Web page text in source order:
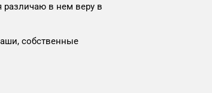
в нем веру в
собственные